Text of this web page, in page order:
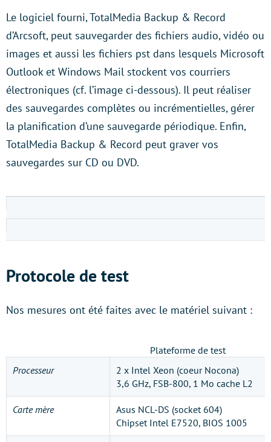
Le logiciel fourni, TotalMedia Backup & Record
d’Arcsoft, peut sauvegarder des fichiers audio, vidéo ou
images et aussi les fichiers pst dans lesquels Microsoft
Outlook et Windows Mail stockent vos courriers
électroniques (cf. l’image ci-dessous). Il peut réaliser
des sauvegardes complètes ou incrémentielles, gérer
la planification d’une sauvegarde périodique. Enfin,
TotalMedia Backup & Record peut graver vos
sauvegardes sur CD ou DVD.
Protocole de test
Nos mesures ont été faites avec le matériel suivant :
Plateforme de test
Processeur
2 x Intel Xeon (coeur Nocona)
3,6 GHz, FSB-800, 1 Mo cache L2
Carte mère
Asus NCL-DS (socket 604)
Chipset Intel E7520, BIOS 1005